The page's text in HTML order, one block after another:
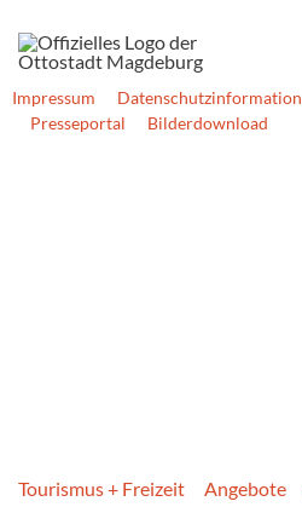
Impressum Datenschutzinformation
Presseportal
Bilderdownload
Tourismus + Freizeit Angebote